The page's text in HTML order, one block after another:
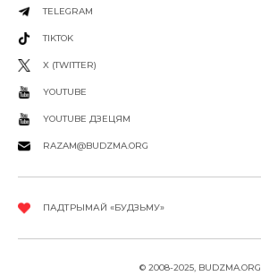
TELEGRAM
TIKTOK
X (TWITTER)
YOUTUBE
YOUTUBE ДЗЕЦЯМ
RAZAM@BUDZMA.ORG
ПАДТРЫМАЙ «БУДЗЬМУ»
© 2008-2025, BUDZMA.ORG